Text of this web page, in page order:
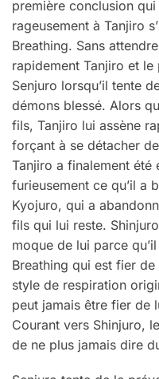
première conclusion
rageusement à Tanjiro
Breathing. Sans
rapidement Tanjiro et
Senjuro lorsqu’il tente
démons blessé. Alors
fils, Tanjiro lui assène
forçant à se détacher
Tanjiro a finalement été
furieusement ce qu’il a
Kyojuro, qui a
fils qui lui reste.
moque de lui parce
Breathing qui est fier
style de respiration
peut jamais être fier de
Courant vers Shinjuro,
de ne plus jamais dire